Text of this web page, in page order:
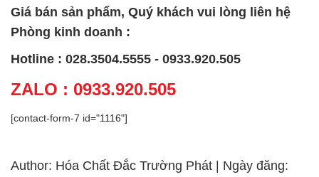
Giá bán sản phẩm, Quý khách vui lòng liên hệ
Phòng kinh doanh :
Hotline : 028.3504.5555 - 0933.920.505
ZALO : 0933.920.505
[contact-form-7 id="1116"]
Author: Hóa Chất Đắc Trường Phát | Ngày đăng: